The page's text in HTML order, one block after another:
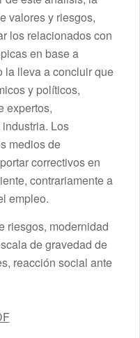
valores y riesgos,
los relacionados con
en base a
la lleva a concluir que
y políticos,
expertos,
Los
medios de
correctivos en
contrariamente a
empleo.
riesgos, modernidad
de gravedad de
reacción social ante